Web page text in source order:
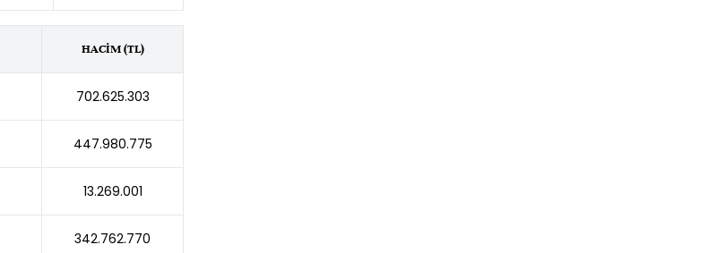
HACİM (TL)
702.625.303
447.980.775
13.269.001
342.762.770